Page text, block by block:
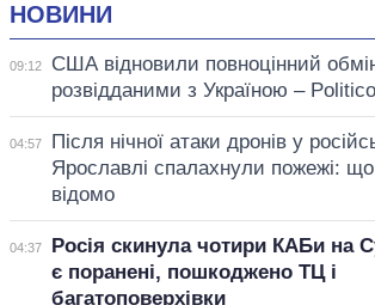
НОВИНИ
09:12
США відновили повноцінний
розвідданими з Україною – Politico
04:57
Після нічної атаки дронів у
Ярославлі спалахнули пожежі: що
відомо
04:37
Росія скинула чотири КАБи на
є поранені, пошкоджено ТЦ і
багатоповерхівки